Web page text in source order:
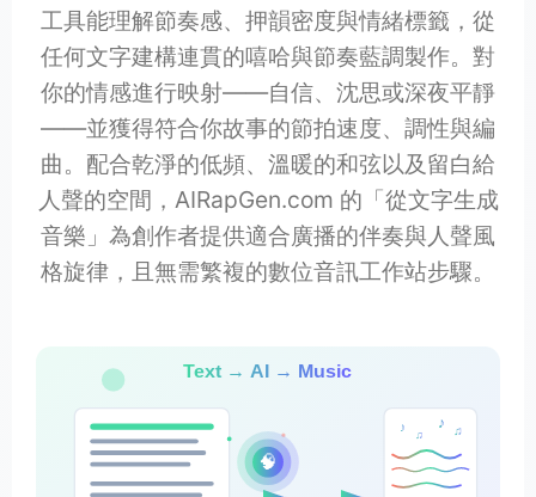
工具能理解節奏感、押韻密度與情緒標籤，從
任何文字建構連貫的嘻哈與節奏藍調製作。對
你的情感進行映射——自信、沈思或深夜平靜
——並獲得符合你故事的節拍速度、調性與編
曲。配合乾淨的低頻、溫暖的和弦以及留白給
人聲的空間，AIRapGen.com 的「從文字生成
音樂」為創作者提供適合廣播的伴奏與人聲風
格旋律，且無需繁複的數位音訊工作站步驟。
🧠
♪
♫
♪
♫
Text → AI → Music